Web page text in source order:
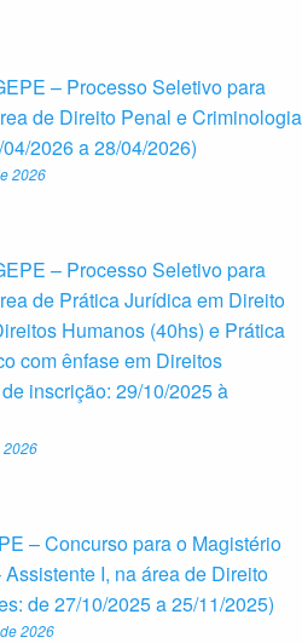
– Processo Seletivo para
de Direito Penal e Criminologia
2026 a 28/04/2026)
2026
– Processo Seletivo para
de Prática Jurídica em Direito
Humanos (40hs) e Prática
com ênfase em Direitos
inscrição: 29/10/2025 à
2026
– Concurso para o Magistério
I, na área de Direito
de 27/10/2025 a 25/11/2025)
2026